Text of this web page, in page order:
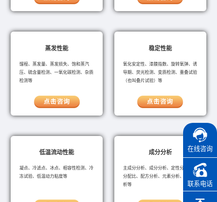
在线咨询
联系电话
蒸发性能
馏程、蒸发量、蒸发损失、饱和蒸汽
压、硫含量检测、一氧化碳检测、杂质
检测等
稳定性能
氧化安定性、漆膜指数、旋转氧弹、诱
导期、荧光检测、变质检测、重叠试验
（也叫叠片试验）等
低温流动性能
凝点、冷滤点、冰点、相容性检测、冷
冻试验、低温动力粘度等
成分分析
主成分分析、成分分析、定性分析、成
分配比、配方分析、元素分析、失效分
析等